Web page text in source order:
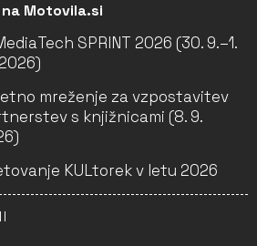
Motovila.si
SPRINT 2026 (30. 9.–1.
mreženje za vzpostavitev
s knjižnicami (8. 9.
KULtorek v letu 2026